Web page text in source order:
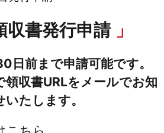
収書発行申請
日前まで申請可能です。
領収書URLをメールでお知
いたします。